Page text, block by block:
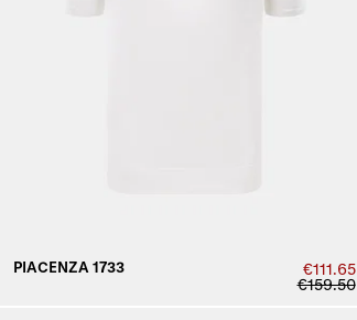
PIACENZA 1733
€111.65
€159.50